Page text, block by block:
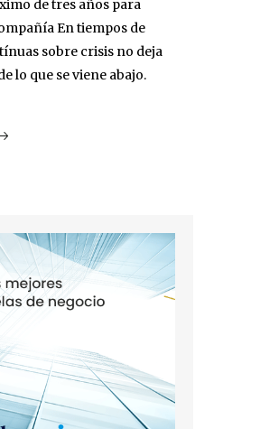
de tres años para
En tiempos de
sobre crisis no deja
lo que se viene abajo.